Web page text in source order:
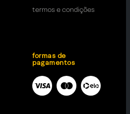
termos e condições
formas de
pagamentos